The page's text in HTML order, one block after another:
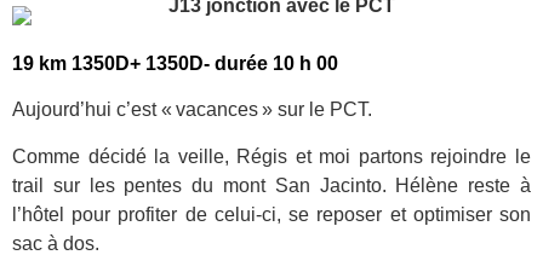
19 km 1350D+ 1350D- durée 10 h 00
Aujourd’hui c’est « vacances » sur le PCT.
Comme décidé la veille, Régis et moi partons rejoindre le
trail sur les pentes du mont San Jacinto. Hélène reste à
l’hôtel pour profiter de celui-ci, se reposer et optimiser son
sac à dos.